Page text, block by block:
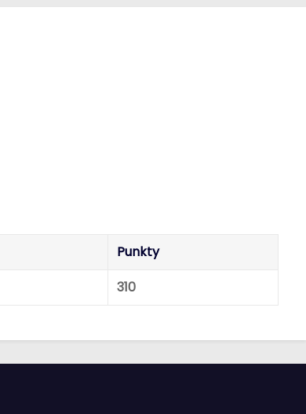
Punkty
310